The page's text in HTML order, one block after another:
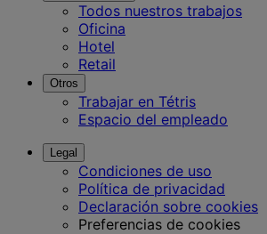
Todos nuestros trabajos
Oficina
Hotel
Retail
Otros
Trabajar en Tétris
Espacio del empleado
Legal
Condiciones de uso
Política de privacidad
Declaración sobre cookies
Preferencias de cookies